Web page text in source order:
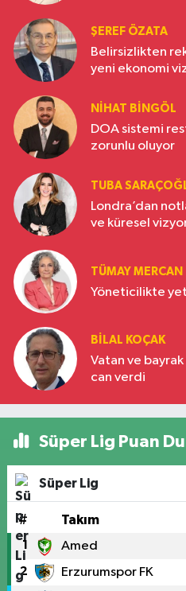
ŞEREF ÖZATA
Belirsizlikten
yeni ekonomi
NIHAT BINGÖL
DOA sistemi
zorunlu oluyor
TUBA
Londra’dan
ve küresel
TÜMAY MERCAN
Yöneticilikte
BILAL KOÇAK
Vatan ve
can verdi
Süper Lig Puan
Süper Lig
# Takım
1 Amed
2 Erzurumspor FK